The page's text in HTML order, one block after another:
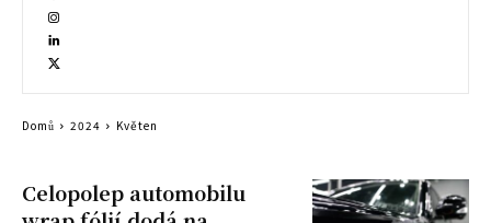
Celopolep automobilu
Domů 2024 Květen